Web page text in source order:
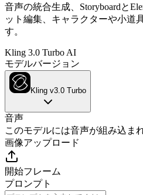
音声の統合生成、Storyboardと
ット編集、キャラクターや小道
す。
Kling 3.0 Turbo AI
モデルバージョン
Kling v3.0 Turbo
音声
このモデルには音声が組み込ま
画像アップロード
開始フレーム
プロンプト